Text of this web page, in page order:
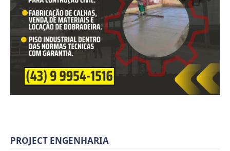
PROJECT ENGENHARIA